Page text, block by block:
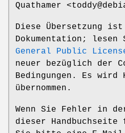
Quathamer
Diese Übersetzung
Dokumentation; lesen
General Public
neuer bezüglich der
Bedingungen. Es wird
übernommen.
Wenn Sie Fehler in
dieser